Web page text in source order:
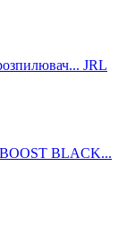
JRL
BLACK...